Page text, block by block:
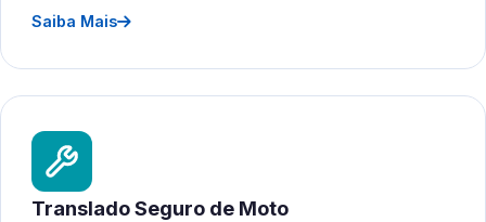
Saiba Mais
Translado Seguro de Moto